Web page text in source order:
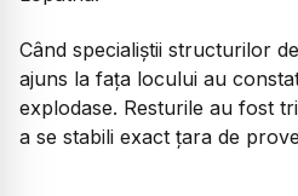
Când specialiștii structurilor
ajuns la fața locului au
explodase. Resturile au fost
a se stabili exact țara de